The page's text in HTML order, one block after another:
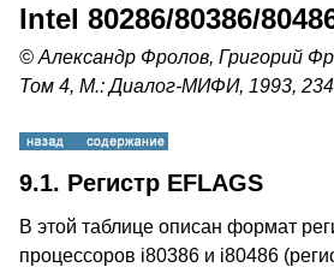
Intel 80286/80386/
© Александр Фролов, Григорий
Том 4, М.: Диалог-МИФИ, 1993,
9.1. Регистр EFLAGS
В этой таблице описан формат
процессоров i80386 и i80486